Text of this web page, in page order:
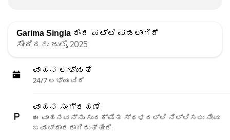
Garima Singla ರಿಂದ ಪಟ್ಟಿ ಮಾಡಲಾಗಿದೆ
ಸೇರಿದರು ಜುಲೈ 2025
ವಾಹನ ಲಭ್ಯತೆ
24/7 ಲಭ್ಯವಿದೆ
ವಾಹನ ಸಂಗ್ರಹಣೆ
ಈ ವಾಹನವನ್ನು ಸುರಕ್ಷಿತ ಸ್ಥಳದಲ್ಲಿ ನಿಲ್ಲಿಸಲು ನೀವು
ಜವಾಬ್ದಾರರಾಗಿರುತ್ತೀರಿ.